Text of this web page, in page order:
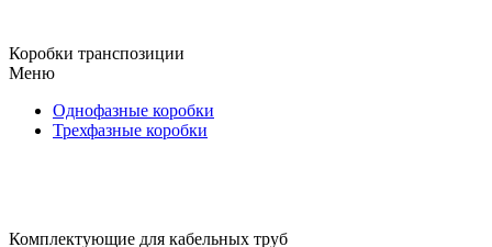
Коробки транспозиции
Меню
Однофазные коробки
Трехфазные коробки
Комплектующие для кабельных труб